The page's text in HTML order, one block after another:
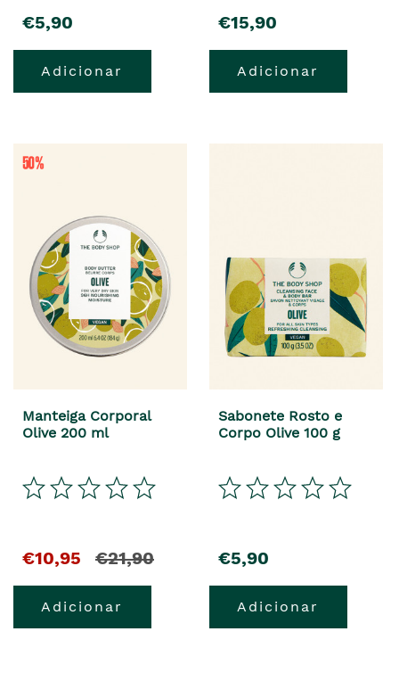
€5,90
Adicionar
€15,90
Adicionar
Manteiga Corporal
Olive 200 ml
€10,95 €21,90
Adicionar
Sabonete Rosto e
Corpo Olive 100 g
€5,90
Adicionar